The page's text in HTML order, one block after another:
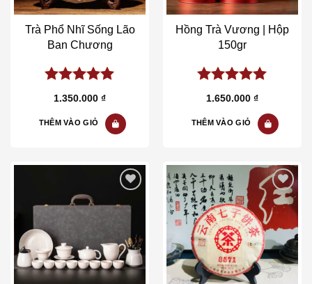
Trà Phổ Nhĩ Sống Lão
Ban Chương
5.00out of
1.350.000 ₫
THÊM VÀO GIỎ
Hồng Trà Vương | Hộp
150gr
5.00out of
1.650.000 ₫
THÊM VÀO GIỎ
Add to wishlist Add to wishlist